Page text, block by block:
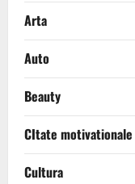
Arta
Auto
Beauty
CItate motivationale
Cultura